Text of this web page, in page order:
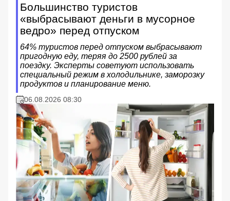
Большинство туристов
«выбрасывают деньги в мусорное
ведро» перед отпуском
64% туристов перед отпуском выбрасывают
пригодную еду, теряя до 2500 рублей за
поездку. Эксперты советуют использовать
специальный режим в холодильнике, заморозку
продуктов и планирование меню.
06.08.2026 08:30